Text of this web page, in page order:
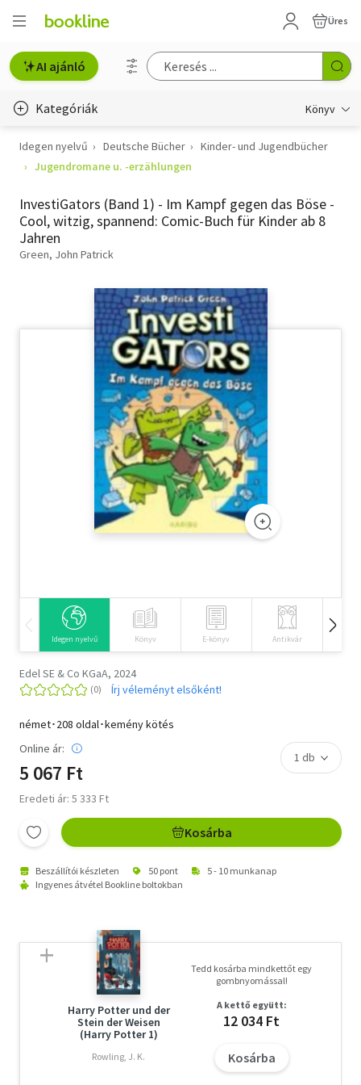
Üres
AI ajánló
Kategóriák Könyv
Életmód, egészség
Gyermek- és ifjúsági
Hobbi, szabadidő
Szótár, nyelvkönyv
Tankönyv, segédkönyv
Társadalomtudomány
Természettudomány
Idegen nyelvű Deutsche Bücher
Kinder- und Jugendbücher
Jugendromane u. -erzählungen
InvestiGators (Band 1) - Im Kampf gegen das Böse -
Cool, witzig, spannend: Comic-Buch für Kinder ab 8
Jahren
Green, John Patrick
Idegen nyelvű Könyv E-könyv Antikvár
Edel SE & Co KGaA, 2024
Írj véleményt elsőként!
német･208 oldal･kemény kötés
Online ár:
5 067 Ft
Eredeti ár: 5 333 Ft
Kosárba
Beszállítói készleten 50 pont
5 - 10 munkanap
Ingyenes átvétel Bookline boltokban
Harry Potter und der
Stein der Weisen
(Harry Potter 1)
Rowling, J. K.
Tedd kosárba mindkettőt egy
gombnyomással!
A kettő együtt:
12 034 Ft
Kosárba